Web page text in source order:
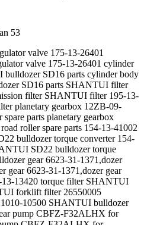
53
valve 175-13-26401
valve 175-13-26401 cylinder
SD16 parts cylinder body
SD16 parts SHANTUI filter
filter SHANTUI filter 195-13-
planetary gearbox 12ZB-09-
parts planetary gearbox
roller spare parts 154-13-41002
bulldozer torque converter 154-
SD22 bulldozer torque
gear 6623-31-1371,dozer
gear 6623-31-1371,dozer gear
13-13420 torque filter SHANTUI
forklift filter 26550005
10500 SHANTUI bulldozer
pump CBFZ-F32ALHX for